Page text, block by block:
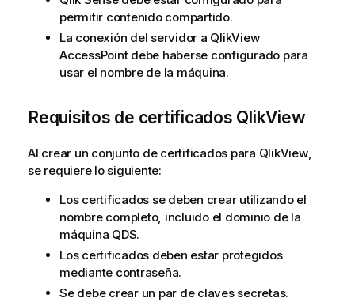
permitir contenido compartido.
La conexión del servidor a QlikView
AccessPointdebe haberse configurado para
usar el nombre de la máquina.
Requisitos de certificados QlikView
Al crear un conjunto de certificados para QlikView,
se requiere lo siguiente:
Los certificados se deben crear utilizando el
nombre completo, incluido el dominio de la
máquina QDS.
Los certificados deben estar protegidos
mediante contraseña.
Se debe crear un par de claves secretas.